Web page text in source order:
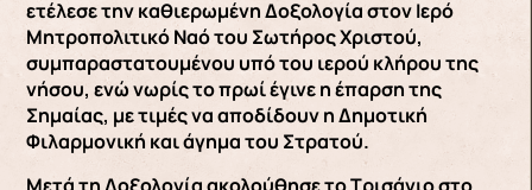
ετέλεσε την καθιερωμένη Δοξολογία στον Ιερό
Μητροπολιτικό Ναό του Σωτήρος Χριστού,
συμπαραστατουμένου υπό του ιερού κλήρου της
νήσου, ενώ νωρίς το πρωί έγινε η έπαρση της
Σημαίας, με τιμές να αποδίδουν η Δημοτική
Φιλαρμονική και άγημα του Στρατού.